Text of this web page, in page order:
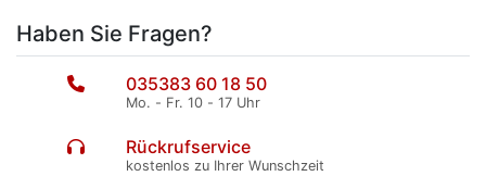
Haben Sie Fragen?
035383 60 18 50
Mo. - Fr. 10 - 17 Uhr
Rückrufservice
kostenlos zu Ihrer Wunschzeit